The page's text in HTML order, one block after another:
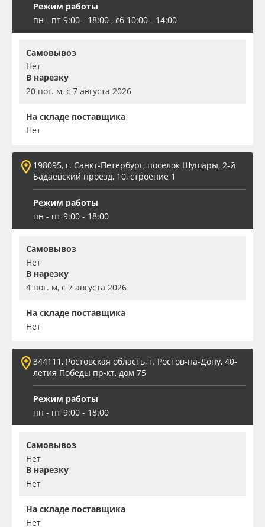
Режим работы
пн - пт 9:00 - 18:00 , сб 10:00 - 14:00
Самовывоз
Нет
В нарезку
20 пог. м, с 7 августа 2026
На складе поставщика
Нет
198095, г. Санкт-Петербург, поселок Шушары, 2-й
Бадаевский проезд, 10, строение 1
Режим работы
пн - пт 9:00 - 18:00
Самовывоз
Нет
В нарезку
4 пог. м, с 7 августа 2026
На складе поставщика
Нет
344111, Ростовская область, г. Ростов-на-Дону, 40-
летия Победы пр-кт, дом 75
Режим работы
пн - пт 9:00 - 18:00
Самовывоз
Нет
В нарезку
Нет
На складе поставщика
Нет